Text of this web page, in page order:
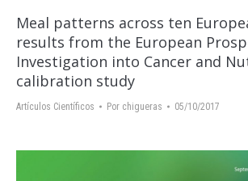
Meal patterns across ten
results from the European
Investigation into Cancer and
calibration study
Artículos Científicos Por chigueras 05/10/2017